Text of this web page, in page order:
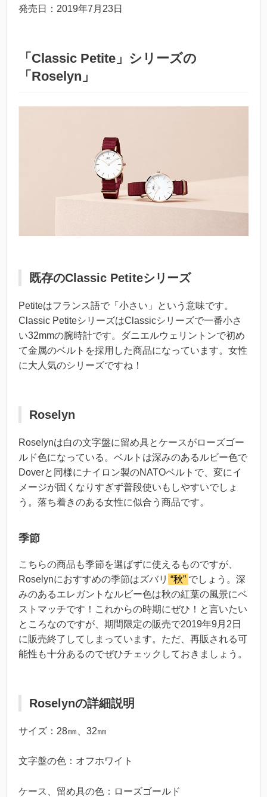
発売日：2019年7月23日
「Classic Petite」シリーズの
「Roselyn」
既存のClassic Petiteシリーズ
Petiteはフランス語で「小さい」という意味です。
Classic PetiteシリーズはClassicシリーズで一番小さ
い32mmの腕時計です。ダニエルウェリントンで初め
て金属のベルトを採用した商品になっています。女性
に大人気のシリーズですね！
Roselyn
Roselynは白の文字盤に留め具とケースがローズゴー
ルド色になっている。ベルトは深みのあるルビー色で
Doverと同様にナイロン製のNATOベルトで、変にイ
メージが固くなりすぎず普段使いもしやすいでしょ
う。落ち着きのある女性に似合う商品です。
季節
こちらの商品も季節を選ばずに使えるものですが、
Roselynにおすすめの季節はズバリ “秋” でしょう。深
みのあるエレガントなルビー色は秋の紅葉の風景にベ
ストマッチです！これからの時期にぜひ！と言いたい
ところなのですが、期間限定の販売で2019年9月2日
に販売終了してしまっています。ただ、再販される可
能性も十分あるのでぜひチェックしておきましょう。
Roselynの詳細説明
サイズ：28㎜、32㎜
文字盤の色：オフホワイト
ケース、留め具の色：ローズゴールド